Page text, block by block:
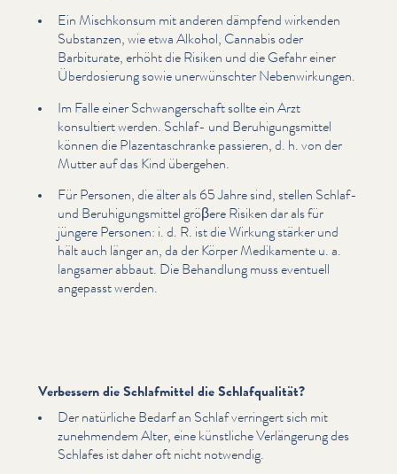
Ein Mischkonsum mit anderen dämpfend wirkenden
Substanzen, wie etwa Alkohol, Cannabis oder
Barbiturate, erhöht die Risiken und die Gefahr einer
Über­dosierung sowie uner­wün­schter Neben­wirkun­gen.
Im Falle einer Schwanger­schaft sollte ein Arzt
konsultiert werden. Schlaf- und Beruhi­gungsmit­tel
können die Plazen­taschranke passieren, d. h. von der
Mutter auf das Kind übergehen.
Für Personen, die älter als 65 Jahre sind, stellen Schlaf-
und Beruhi­gungsmit­tel gröβere Risiken dar als für
jüngere Personen: i. d. R. ist die Wirkung stärker und
hält auch länger an, da der Körper Medikamente u. a.
langsamer abbaut. Die Behandlung muss eventuell
angepasst werden.
Verbessern die Schlafmittel die Schlafqualität?
Der natürliche Bedarf an Schlaf verringert sich mit
zunehmendem Alter, eine künstliche Ver­längerung des
Schlafes ist daher oft nicht notwendig.